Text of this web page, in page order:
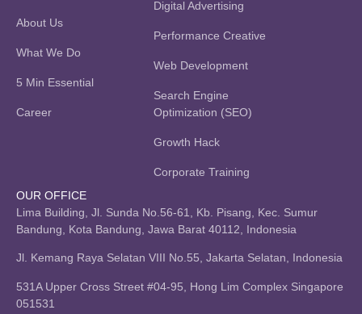
About Us
What We Do
5 Min Essential
Career
Digital Advertising
Performance Creative
Web Development
Search Engine
Optimization (SEO)
Growth Hack
Corporate Training
OUR OFFICE
Lima Building, Jl. Sunda No.56-61, Kb. Pisang, Kec. Sumur
Bandung, Kota Bandung, Jawa Barat 40112, Indonesia
Jl. Kemang Raya Selatan VIII No.55, Jakarta Selatan, Indonesia
531A Upper Cross Street #04-95, Hong Lim Complex Singapore
051531